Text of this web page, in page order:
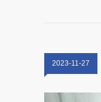
2023-11-27